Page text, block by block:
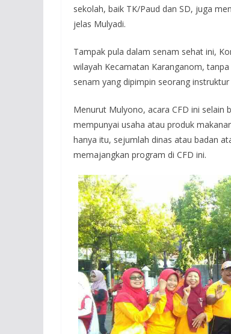
sekolah, baik TK/Paud dan SD, juga
jelas Mulyadi.
Tampak pula dalam senam sehat ini,
wilayah Kecamatan Karanganom,
senam yang dipimpin seorang
Menurut Mulyono, acara CFD ini selain
mempunyai usaha atau produk
hanya itu, sejumlah dinas atau badan
memajangkan program di CFD ini.